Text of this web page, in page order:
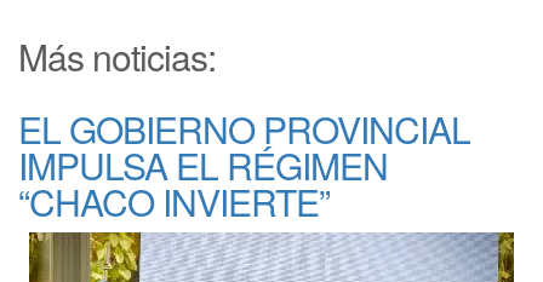
Más noticias:
EL GOBIERNO PROVINCIAL
IMPULSA EL RÉGIMEN
“CHACO INVIERTE”